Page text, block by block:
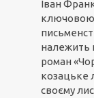
Іван
ключовою
належить
роман
козацьке
своєму